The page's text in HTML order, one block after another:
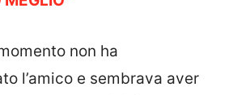
non ha
l’amico e sembrava aver